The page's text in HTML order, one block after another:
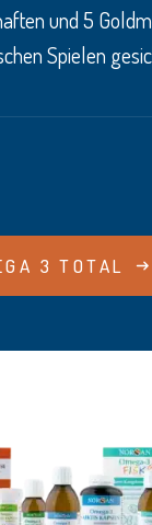
und 5
Spielen
3 TOTAL